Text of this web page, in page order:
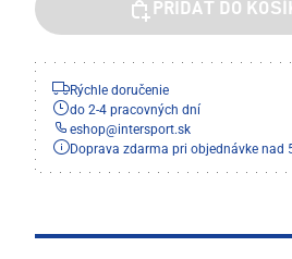
PRIDAŤ DO
Rýchle doručenie
do 2-4 pracovných dní
eshop@intersport.sk
Doprava zdarma pri objednávke nad